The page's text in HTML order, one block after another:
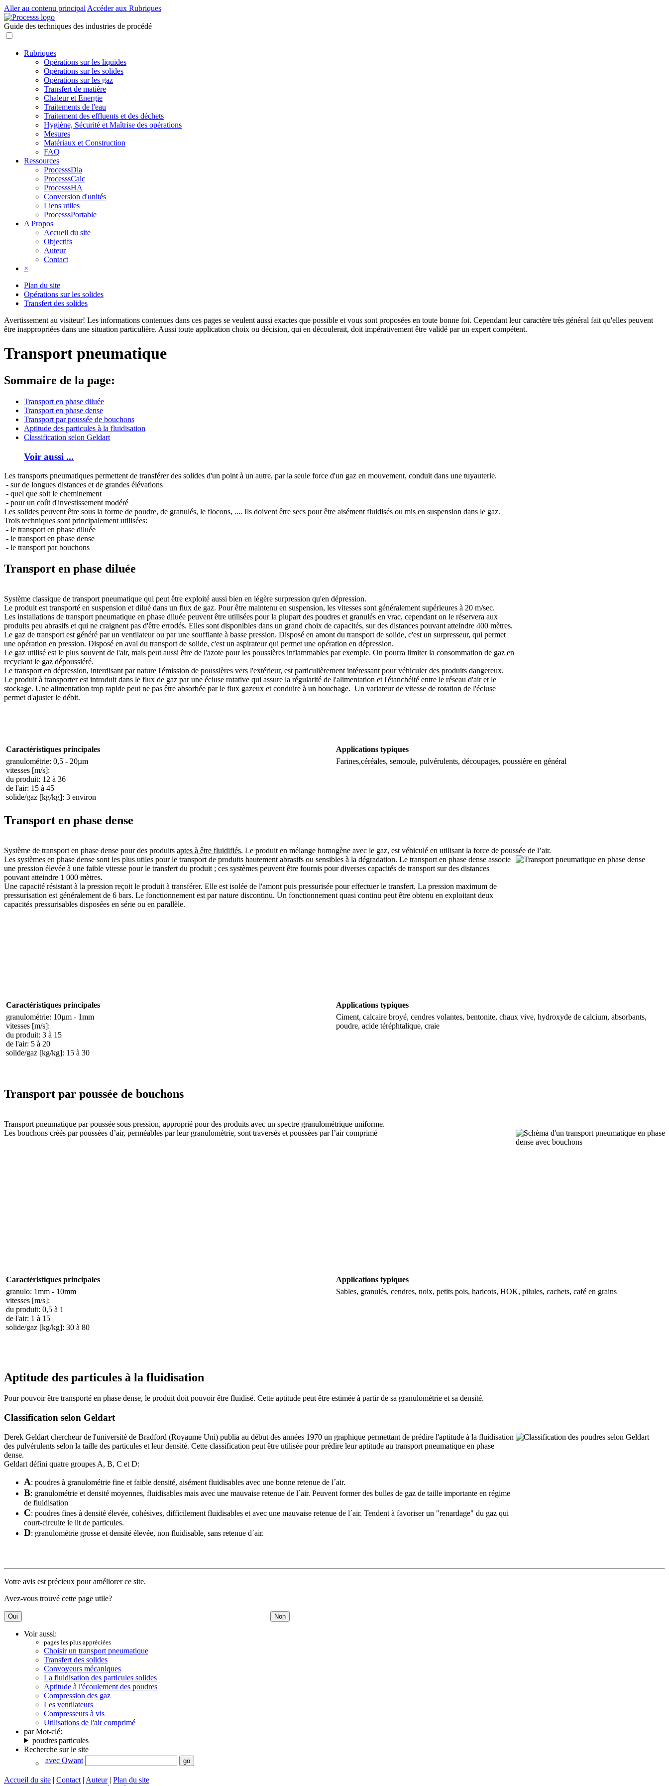
Aller au contenu principal Accéder aux Rubriques
Guide des techniques des industries de procédé
Rubriques
Opérations sur les liquides
Opérations sur les solides
Opérations sur les gaz
Transfert de matière
Chaleur et Energie
Traitements de l'eau
Traitement des effluents et des déchets
Hygiène, Sécurité et Maîtrise des opérations
Mesures
Matériaux et Construction
FAQ
Ressources
ProcesssDia
ProcesssCalc
ProcesssHA
Conversion d'unités
Liens utiles
ProcesssPortable
A Propos
Accueil du site
Objectifs
Auteur
Contact
×
Plan du site
Opérations sur les solides
Transfert des solides
Avertissement au visiteur! Les informations contenues dans ces pages se veulent aussi exactes que possible et vous sont proposées en toute bonne foi. Cependant leur caractère très général fait qu'elles peuvent
être inappropriées dans une situation particulière. Aussi toute application choix ou décision, qui en découlerait, doit impérativement être validé par un expert compétent.
Transport pneumatique
Sommaire de la page:
Transport en phase diluée
Transport en phase dense
Transport par poussée de bouchons
Aptitude des particules à la fluidisation
Classification selon Geldart
Voir aussi ...
Les transports pneumatiques permettent de transférer des solides d'un point à un autre, par la seule force d'un gaz en mouvement, conduit dans une tuyauterie.
- sur de longues distances et de grandes élévations
- quel que soit le cheminement
- pour un coût d'investissement modéré
Les solides peuvent être sous la forme de poudre, de granulés, le flocons, .... Ils doivent être secs pour être aisément fluidisés ou mis en suspension dans le gaz.
Trois techniques sont principalement utilisées:
- le transport en phase diluée
- le transport en phase dense
- le transport par bouchons
Transport en phase diluée
Système classique de transport pneumatique qui peut être exploité aussi bien en légère surpression qu'en dépression.
Le produit est transporté en suspension et dilué dans un flux de gaz. Pour être maintenu en suspension, les vitesses sont généralement supérieures à 20 m/sec.
Les installations de transport pneumatique en phase diluée peuvent être utilisées pour la plupart des poudres et granulés en vrac, cependant on le réservera aux
produits peu abrasifs et qui ne craignent pas d'être errodés. Elles sont disponibles dans un grand choix de capacités, sur des distances pouvant atteindre 400 mètres.
Le gaz de transport est généré par un ventilateur ou par une soufflante à basse pression. Disposé en amont du transport de solide, c'est un surpresseur, qui permet
une opération en pression. Disposé en aval du transport de solide, c'est un aspirateur qui permet une opération en dépression.
Le gaz utilisé est le plus souvent de l'air, mais peut aussi être de l'azote pour les poussières inflammables par exemple. On pourra limiter la consommation de gaz en
recyclant le gaz dépoussiéré.
Le transport en dépression, interdisant par nature l'émission de poussières vers l'extérieur, est particulièrement intéressant pour véhiculer des produits dangereux.
Le produit à transporter est introduit dans le flux de gaz par une écluse rotative qui assure la régularité de l'alimentation et l'étanchéité entre le réseau d'air et le
stockage. Une alimentation trop rapide peut ne pas être absorbée par le flux gazeux et conduire à un bouchage. Un variateur de vitesse de rotation de l'écluse
permet d'ajuster le débit.
Caractéristiques principales
Applications typiques
granulométrie: 0,5 - 20µm
vitesses [m/s]:
du produit: 12 à 36
de l'air: 15 à 45
solide/gaz [kg/kg]: 3 environ
Farines,céréales, semoule, pulvérulents, découpages, poussière en général
Transport en phase dense
Système de transport en phase dense pour des produits aptes à être fluidifiés. Le produit en mélange homogène avec le gaz, est véhiculé en utilisant la force de poussée de l’air.
Les systèmes en phase dense sont les plus utiles pour le transport de produits hautement abrasifs ou sensibles à la dégradation. Le transport en phase dense associe
une pression élevée à une faible vitesse pour le transfert du produit ; ces systèmes peuvent être fournis pour diverses capacités de transport sur des distances
pouvant atteindre 1 000 mètres.
Une capacité résistant à la pression reçoit le produit à transférer. Elle est isolée de l'amont puis pressurisée pour effectuer le transfert. La pression maximum de
pressurisation est généralement de 6 bars. Le fonctionnement est par nature discontinu. Un fonctionnement quasi continu peut être obtenu en exploitant deux
capacités pressurisables disposées en série ou en parallèle.
Caractéristiques principales
Applications typiques
granulométrie: 10µm - 1mm
vitesses [m/s]:
du produit: 3 à 15
de l'air: 5 à 20
solide/gaz [kg/kg]: 15 à 30
Ciment, calcaire broyé, cendres volantes, bentonite, chaux vive, hydroxyde de calcium, absorbants,
poudre, acide téréphtalique, craie
Transport par poussée de bouchons
Transport pneumatique par poussée sous pression, approprié pour des produits avec un spectre granulométrique uniforme.
Les bouchons créés par poussées d’air, perméables par leur granulométrie, sont traversés et poussées par l’air comprimé
Caractéristiques principales
Applications typiques
granulo: 1mm - 10mm
vitesses [m/s]:
du produit: 0,5 à 1
de l'air: 1 à 15
solide/gaz [kg/kg]: 30 à 80
Sables, granulés, cendres, noix, petits pois, haricots, HOK, pilules, cachets, café en grains
Aptitude des particules à la fluidisation
Pour pouvoir être transporté en phase dense, le produit doit pouvoir être fluidisé. Cette aptitude peut être estimée à partir de sa granulométrie et sa densité.
Classification selon Geldart
Derek Geldart chercheur de l'université de Bradford (Royaume Uni) publia au début des années 1970 un graphique permettant de prédire l'aptitude à la fluidisation
des pulvérulents selon la taille des particules et leur densité. Cette classification peut être utilisée pour prédire leur aptitude au transport pneumatique en phase
dense.
Geldart défini quatre groupes A, B, C et D:
A: poudres à granulométrie fine et faible densité, aisément fluidisables avec une bonne retenue de l´air.
B: granulométrie et densité moyennes, fluidisables mais avec une mauvaise retenue de l´air. Peuvent former des bulles de gaz de taille importante en régime
de fluidisation
C: poudres fines à densité élevée, cohésives, difficilement fluidisables et avec une mauvaise retenue de l´air. Tendent à favoriser un "renardage" du gaz qui
court-circuite le lit de particules.
D: granulométrie grosse et densité élevée, non fluidisable, sans retenue d´air.
Votre avis est précieux pour améliorer ce site.
Avez-vous trouvé cette page utile?
Voir aussi:
pages les plus appréciées
Choisir un transport pneumatique
Transfert des solides
Convoyeurs mécaniques
La fluidisation des particules solides
Aptitude à l'écoulement des poudres
Compression des gaz
Les ventilateurs
Compresseurs à vis
Utilisations de l'air comprimé
par Mot-clé:
poudres|particules
Recherche sur le site
avec Qwant
Accueil du site | Contact | Auteur| Plan du site